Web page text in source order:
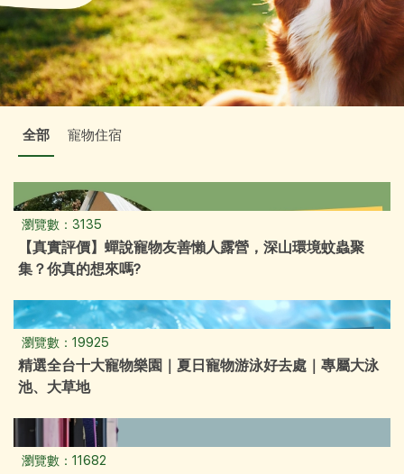
全部 寵物住宿
瀏覽數：3135
【真實評價】蟬說寵物友善懶人露營，深山環境蚊蟲聚
集？你真的想來嗎?
瀏覽數：19925
精選全台十大寵物樂園｜夏日寵物游泳好去處｜專屬大泳
池、大草地
瀏覽數：11682